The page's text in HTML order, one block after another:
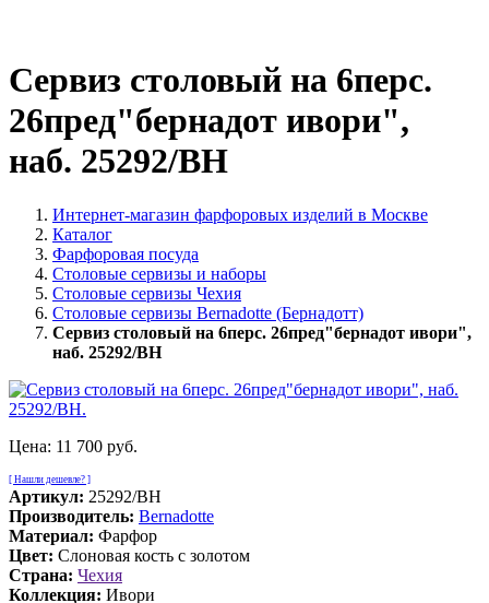
Сервиз столовый на 6перс.
26пред"бернадот ивори",
наб. 25292/BH
Интернет-магазин фарфоровых изделий в Москве
Каталог
Фарфоровая посуда
Столовые сервизы и наборы
Столовые сервизы Чехия
Столовые сервизы Bernadotte (Бернадотт)
Сервиз столовый на 6перс. 26пред"бернадот ивори",
наб. 25292/BH
Цена: 11 700 руб.
[ Нашли дешевле? ]
Артикул: 25292/BH
Производитель: Bernadotte
Материал: Фарфор
Цвет: Слоновая кость с золотом
Страна: Чехия
Коллекция: Ивори